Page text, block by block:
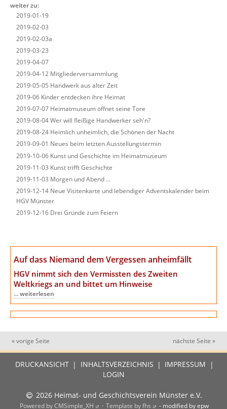
weiter zu:
2019-01-19
2019-02-03
2019-02-03a
2019-03-23
2019-04-07
2019-04-12 Mitgliederversammlung
2019-05-05 Handwerk aus alter Zeit
2019-06 Kinder entdecken ihre Heimat
2019-07-07 Heimatmuseum öffnet seine Tore
2019-08-04 Wer will fleißige Handwerker seh'n?
2019-08-24 Heimlich unheimlich, die Schönen der Nacht
2019-09-01 Neues beim letzten Ausstellungstermin
2019-10-06 Kunst und Geschichte im Heimatmuseum
2019-11-03 Kunst trifft Geschichte
2019-11-03 Morgen und Abend ...
2019-12-14 Neue Visitenkarte und lebendiger Adventskalender beim
HGV Münster
2019-12-16 Drei Gründe zum Feiern
Auf dass Niemand dem Vergessen anheimfällt
HGV nimmt sich den Vermissten des Zweiten
Weltkriegs an und bittet um Hinweise
... weiterlesen
« vorige Seite nächste Seite »
DRUCKANSICHT | INHALTSVERZEICHNIS | IMPRESSUM
|
LOGIN
2026 Heimat- und Geschichtsverein Münster e.V.
Powered by CMSimple_XH · Template by fhs - modified by epw